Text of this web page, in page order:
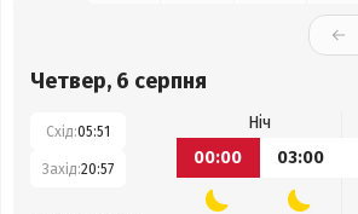
Четвер, 6 серпня
Схід:05:51
Захід:20:57
Ніч
00:00
03:00